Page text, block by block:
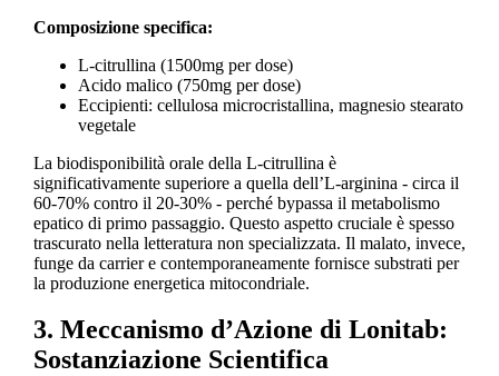
Composizione specifica:
L-citrullina (1500mg per dose)
Acido malico (750mg per dose)
Eccipienti: cellulosa microcristallina, magnesio stearato
vegetale
La biodisponibilità orale della L-citrullina è
significativamente superiore a quella dell’L-arginina - circa il
60-70% contro il 20-30% - perché bypassa il metabolismo
epatico di primo passaggio. Questo aspetto cruciale è spesso
trascurato nella letteratura non specializzata. Il malato, invece,
funge da carrier e contemporaneamente fornisce substrati per
la produzione energetica mitocondriale.
3. Meccanismo d’Azione di Lonitab:
Sostanziazione Scientifica